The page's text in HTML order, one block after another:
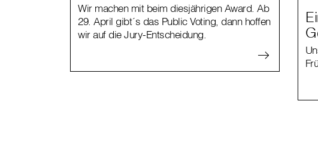
Wir machen mit beim diesjährigen Award. Ab
29. April gibt´s das Public Voting, dann hoffen
wir auf die Jury-Entscheidung.